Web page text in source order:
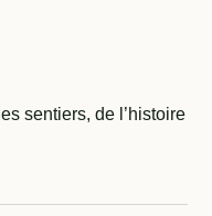
sentiers, de l’histoire